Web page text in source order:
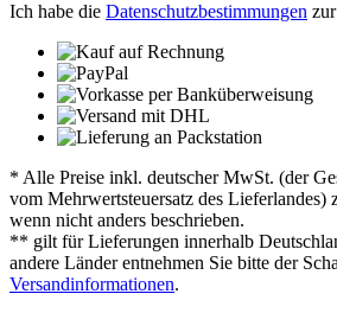
Ich habe die Datenschutzbestimmungen
* Alle Preise inkl. deutscher MwSt. (der
vom Mehrwertsteuersatz des Lieferlandes)
wenn nicht anders beschrieben.
** gilt für Lieferungen innerhalb
andere Länder entnehmen Sie bitte der
Versandinformationen.